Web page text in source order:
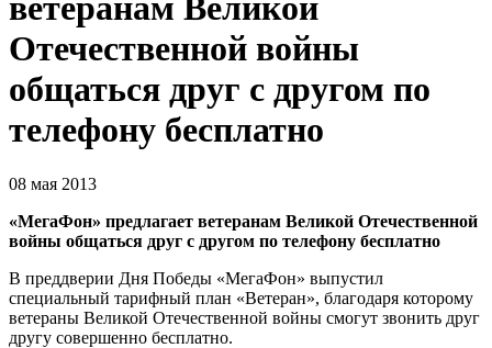
ветеранам Великой
Отечественной войны
общаться друг с другом по
телефону бесплатно
08 мая 2013
«МегаФон» предлагает ветеранам Великой Отечественной
войны общаться друг с другом по телефону бесплатно
В преддверии Дня Победы «МегаФон» выпустил
специальный тарифный план «Ветеран», благодаря которому
ветераны Великой Отечественной войны смогут звонить друг
другу совершенно бесплатно.